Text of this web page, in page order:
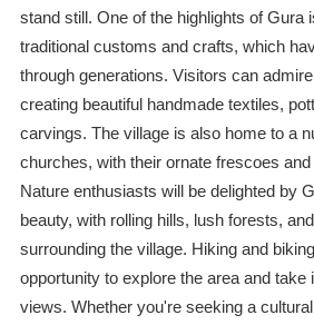
stand still. One of the highlights of Gura
traditional customs and crafts, which
through generations. Visitors can
creating beautiful handmade textiles,
carvings. The village is also home to a
churches, with their ornate frescoes
Nature enthusiasts will be delighted by
beauty, with rolling hills, lush forests,
surrounding the village. Hiking and
opportunity to explore the area and take
views. Whether you're seeking a